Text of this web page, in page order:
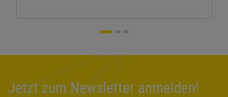
Jetzt zum Newsletter anmelden!